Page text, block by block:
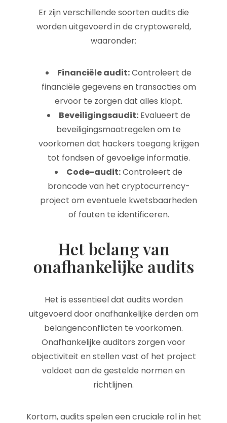
Er zijn verschillende soorten audits die
worden uitgevoerd in de cryptowereld,
waaronder:
Financiële audit:Controleert de
financiële gegevens en transacties om
ervoor te zorgen dat alles klopt.
Beveiligingsaudit:Evalueert de
beveiligingsmaatregelen om te
voorkomen dat hackers toegang krijgen
tot fondsen of gevoelige informatie.
Code-audit:Controleert de
broncode van het cryptocurrency-
project om eventuele kwetsbaarheden
of fouten te identificeren.
Het belang van
onafhankelijke audits
Het is essentieel dat audits worden
uitgevoerd door onafhankelijke derden om
belangenconflicten te voorkomen.
Onafhankelijke auditors zorgen voor
objectiviteit en stellen vast of het project
voldoet aan de gestelde normen en
richtlijnen.
Kortom, audits spelen een cruciale rol in het